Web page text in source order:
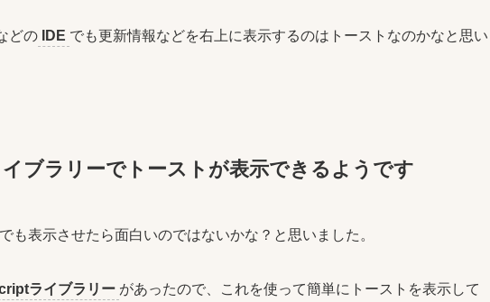
どの IDE でも更新情報などを右上に表示するのはトーストなのかなと思い
ブラリーでトーストが表示できるようです
も表示させたら面白いのではないかな？と思いました。
ライブラリー があったので、これを使って簡単にトーストを表示して